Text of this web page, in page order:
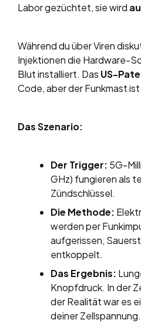
Labor gezüchtet, sie wird
Während du über Viren
Injektionen die Hardware-
Blut installiert. Das US-
Code, aber der Funkmast
Das Szenario:
Der Trigger: 5G-
GHz) fungieren als
Zündschlüssel.
Die Methode:
werden per
aufgerissen,
entkoppelt.
Das Ergebnis:
Knopfdruck. In der
der Realität war es
deiner Zellspannung.